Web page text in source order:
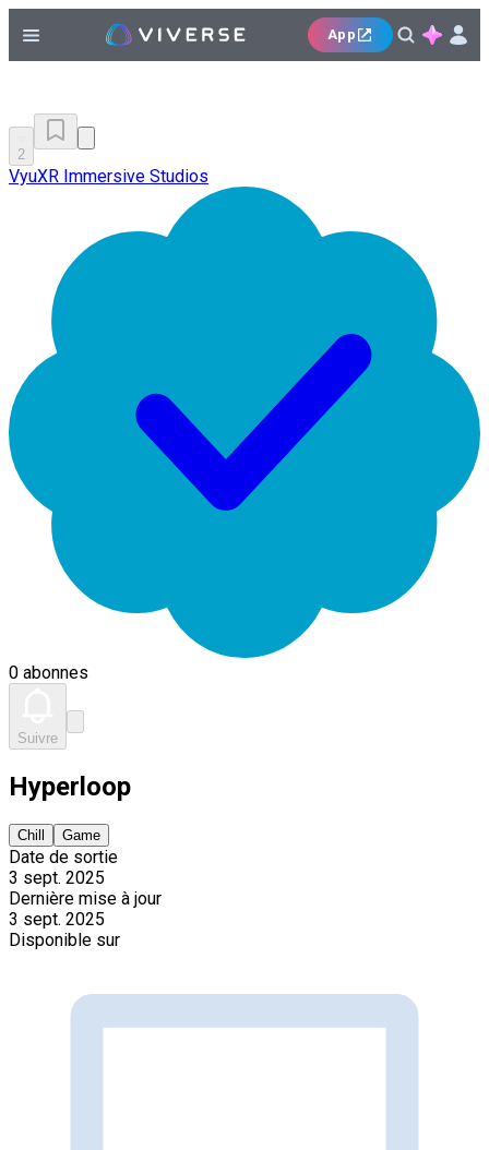
App
2
VyuXR Immersive Studios
0 abonnes
Suivre
Hyperloop
Chill Game
Date de sortie
3 sept. 2025
Dernière mise à jour
3 sept. 2025
Disponible sur